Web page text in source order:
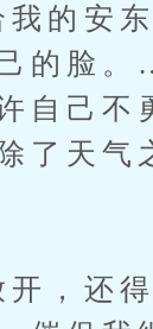
的安东
的脸
自己不
了天气
，还得